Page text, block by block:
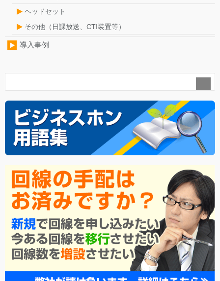
ヘッドセット
その他（日課放送、CTI装置等）
導入事例